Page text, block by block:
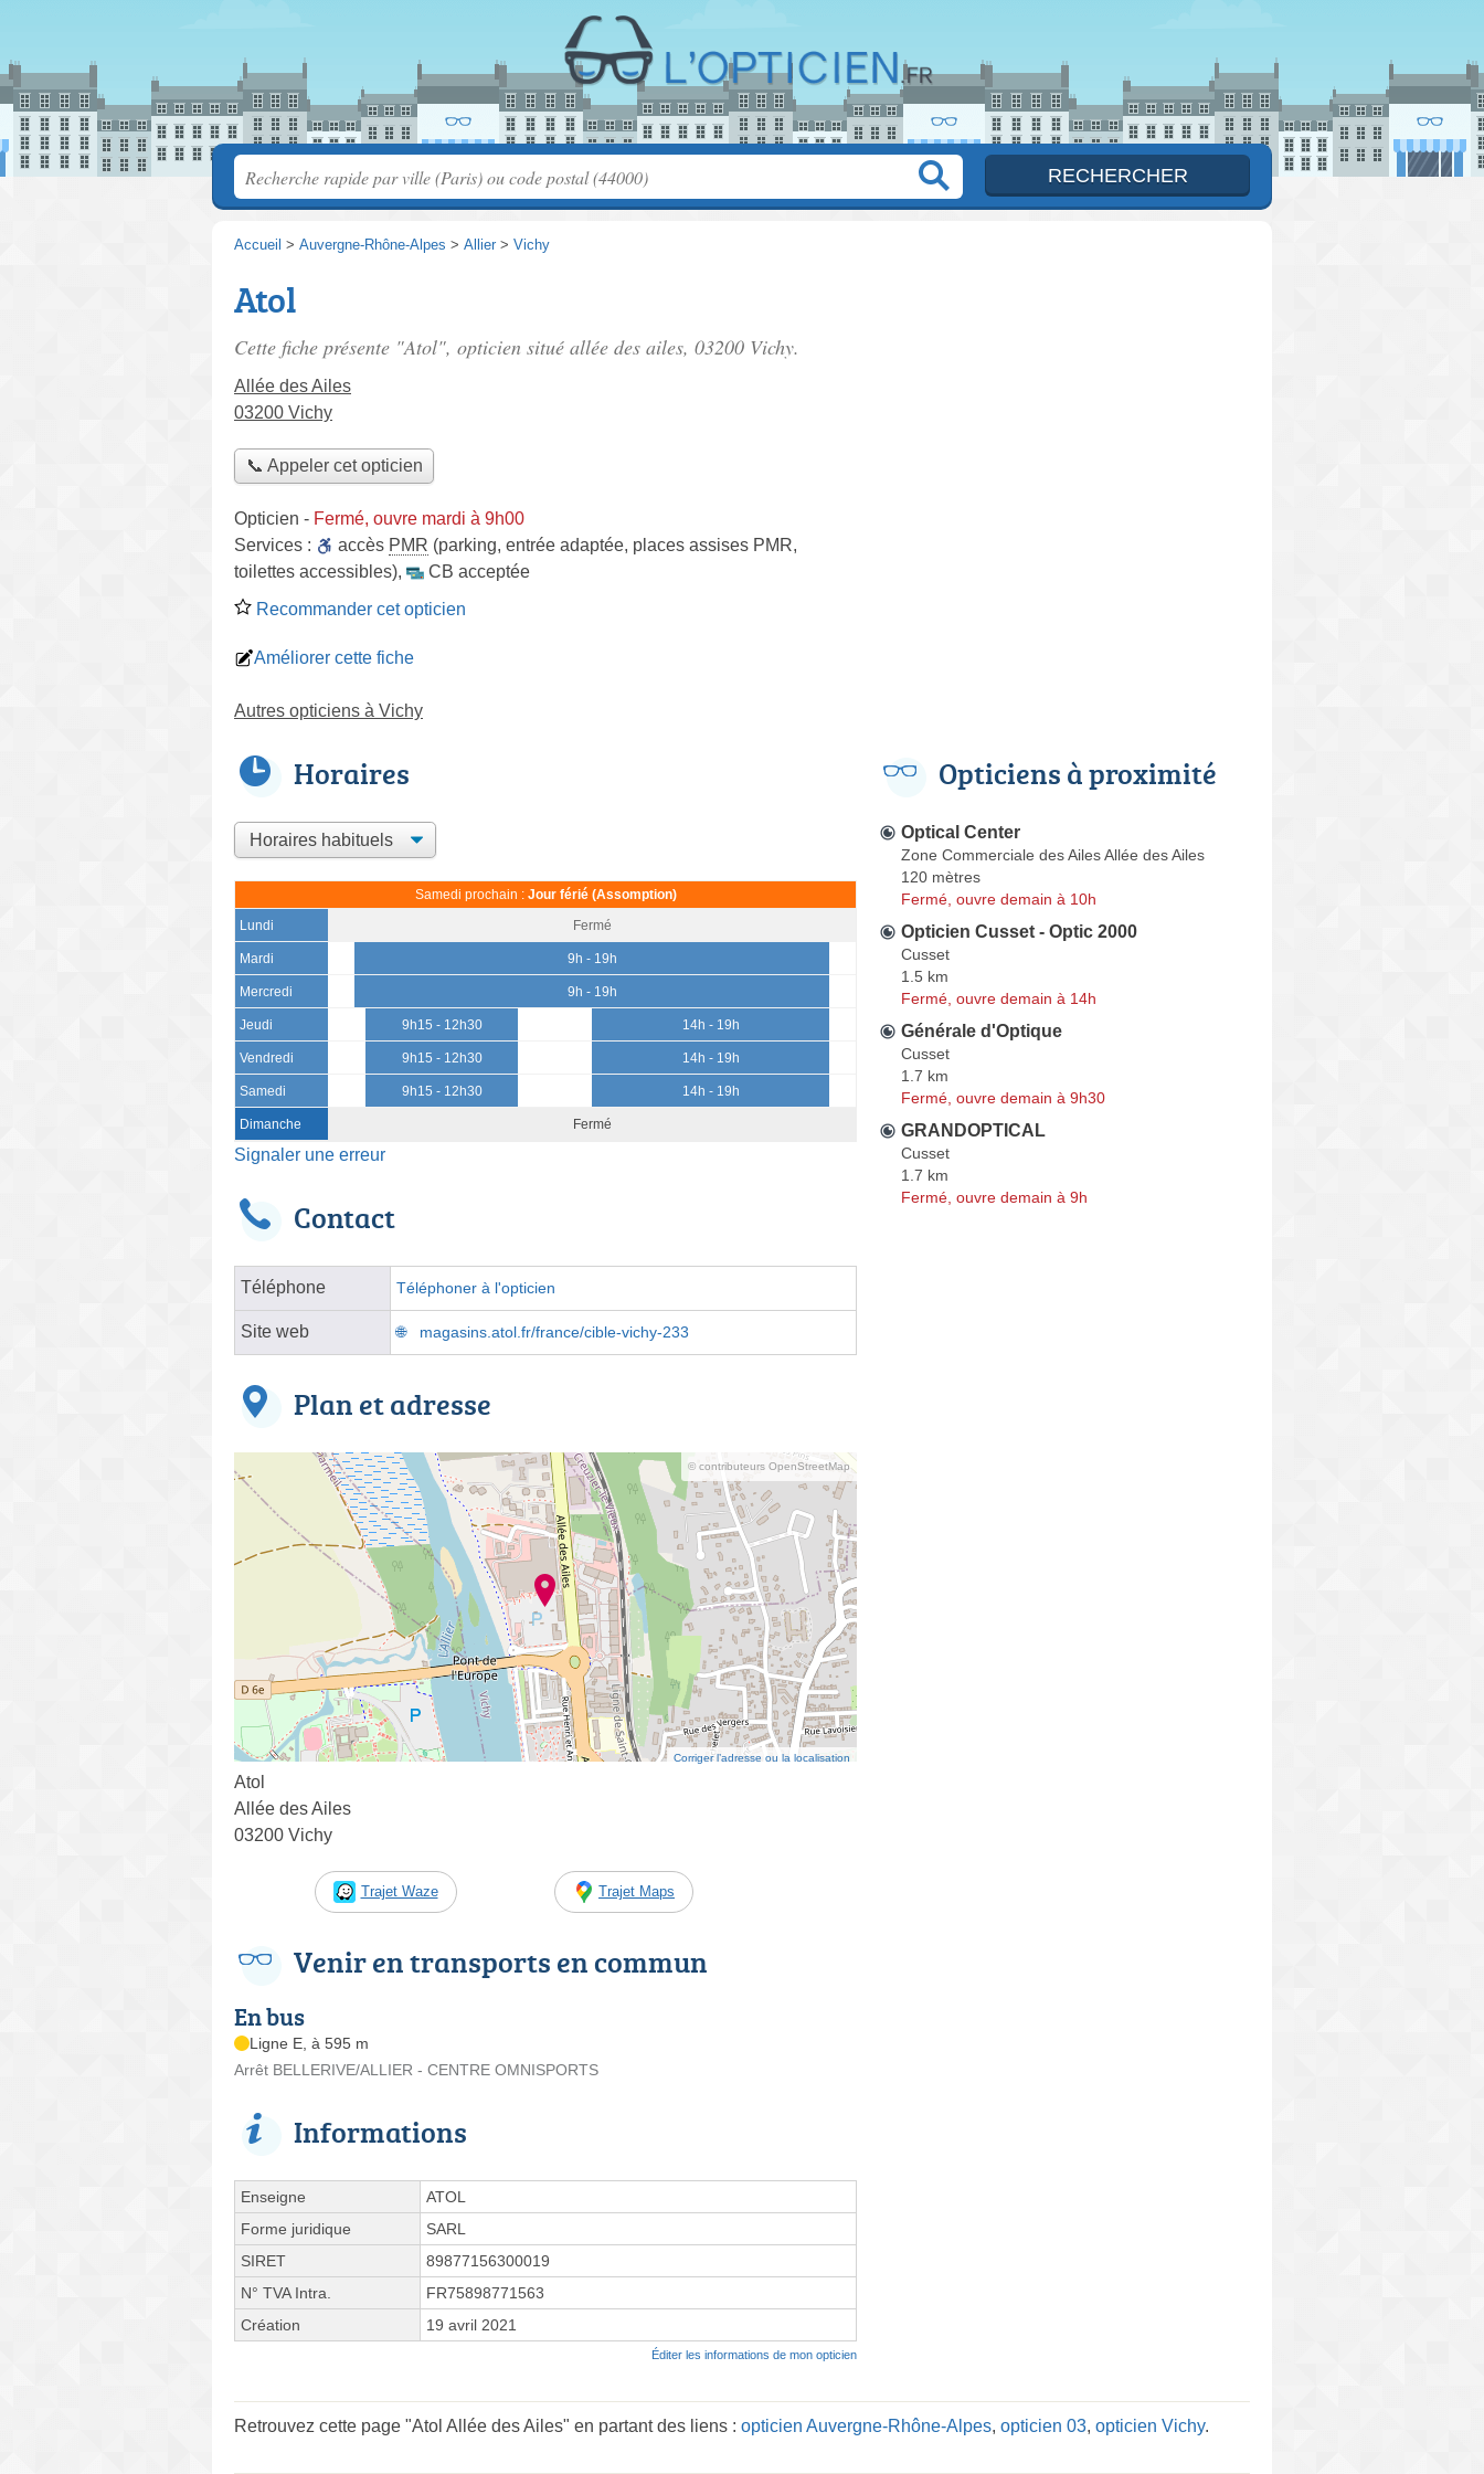
Accueil > Auvergne-Rhône-Alpes > Allier > Vichy
Atol
Cette fiche présente "Atol", opticien situé allée des ailes, 03200 Vichy.
Allée des Ailes
03200 Vichy
📞 Appeler cet opticien
Opticien - Fermé, ouvre mardi à 9h00
Services :
accès PMR (parking, entrée adaptée, places assises PMR,
toilettes accessibles),
CB acceptée
Recommander cet opticien
Améliorer cette fiche
Autres opticiens à Vichy
Horaires
Samedi prochain : Jour férié (Assomption)
Lundi Fermé
Mardi 9h - 19h
Mercredi 9h - 19h
Jeudi 9h15 - 12h30 14h - 19h
Vendredi 9h15 - 12h30 14h - 19h
Samedi 9h15 - 12h30 14h - 19h
Dimanche Fermé
Signaler une erreur
Contact
Téléphone Téléphoner à l'opticien
Site web magasins.atol.fr/france/cible-vichy-233
Plan et adresse
© contributeurs OpenStreetMap
Corriger l’adresse ou la localisation
Atol
Allée des Ailes
03200 Vichy
Trajet Waze Trajet Maps
Venir en transports en commun
En bus
Ligne E, à 595 m
Arrêt BELLERIVE/ALLIER - CENTRE OMNISPORTS
Informations
Enseigne
ATOL
Forme juridique
SARL
SIRET
89877156300019
N° TVA Intra.
FR75898771563
Création
19 avril 2021
Éditer les informations de mon opticien
Opticiens à proximité
Optical Center
Zone Commerciale des Ailes Allée des Ailes
120 mètres
Fermé, ouvre demain à 10h
Opticien Cusset - Optic 2000
Cusset
1.5 km
Fermé, ouvre demain à 14h
Générale d'Optique
Cusset
1.7 km
Fermé, ouvre demain à 9h30
GRANDOPTICAL
Cusset
1.7 km
Fermé, ouvre demain à 9h
Retrouvez cette page "Atol Allée des Ailes" en partant des liens : opticien Auvergne-Rhône-Alpes, opticien 03, opticien Vichy.